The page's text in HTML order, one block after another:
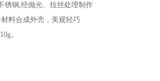
锈钢,经抛光、拉丝处理制作
料合成外壳，美观轻巧
。